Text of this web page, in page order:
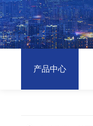
产品中心